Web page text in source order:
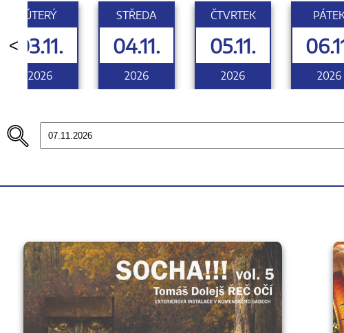
<
ÚTERÝ
03.11.
2026
STŘEDA
04.11.
2026
ČTVRTEK
05.11.
2026 2026